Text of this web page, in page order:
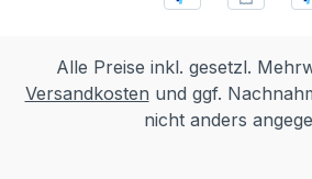
Alle Preise inkl. gesetzl.
Versandkosten und ggf.
nicht anders